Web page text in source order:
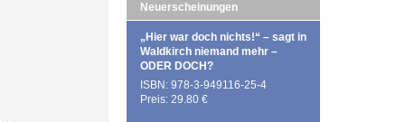
Neuerscheinungen
„Hier war doch nichts!“ – sagt in
Waldkirch niemand mehr –
ODER DOCH?
ISBN: 978-3-949116-25-4
Preis: 29.80 €